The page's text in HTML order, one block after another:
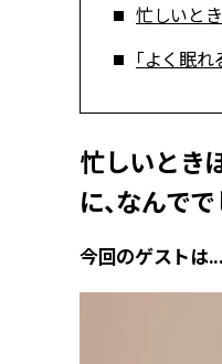
忙しいと
「よく眠
忙しいとき
に、なんで
今回のゲストは